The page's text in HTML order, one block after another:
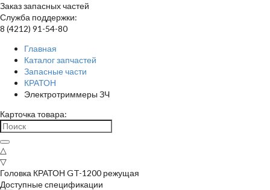
Заказ запасных частей
Служба поддержки:
8 (4212) 91-54-80
Главная
Каталог запчастей
Запасные части
КРАТОН
Электротриммеры ЗЧ
Карточка товара:
△
▽
Головка КРАТОН GT-1200 режущая
Доступные спецификации